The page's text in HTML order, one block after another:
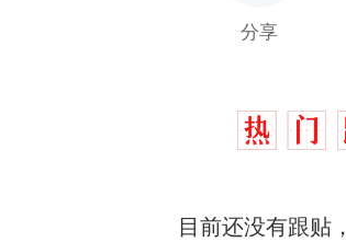
分享
目前还没有跟贴
那个在床头放菜刀的女
制裁瓜子饺子，美国怕